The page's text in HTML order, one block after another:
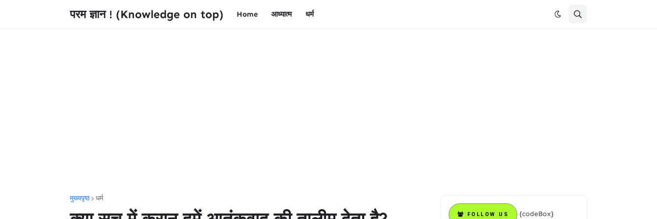
परम ज्ञान ! (Knowledge on top) Home आध्यात्म धर्म
मुख्यपृष्ठ धर्म
FOLLOW US {codeBox}